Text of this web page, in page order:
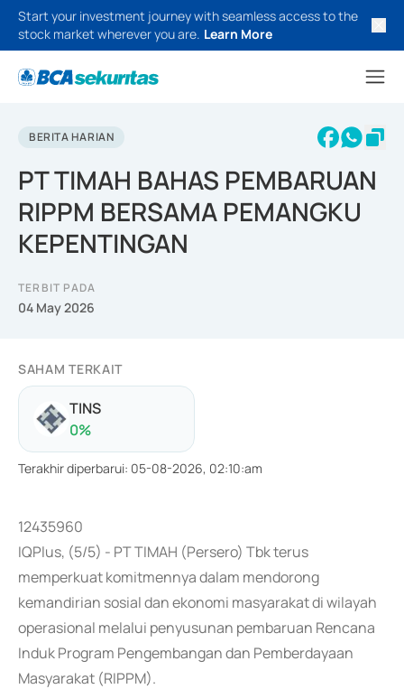
Start your investment journey with seamless access to the
stock market wherever you are. Learn More
BERITA HARIAN
PT TIMAH BAHAS PEMBARUAN
RIPPM BERSAMA PEMANGKU
KEPENTINGAN
TERBIT PADA
04 May 2026
SAHAM TERKAIT
TINS
0%
Terakhir diperbarui: 05-08-2026, 02:10:am
12435960
IQPlus, (5/5) - PT TIMAH (Persero) Tbk terus
memperkuat komitmennya dalam mendorong
kemandirian sosial dan ekonomi masyarakat di wilayah
operasional melalui penyusunan pembaruan Rencana
Induk Program Pengembangan dan Pemberdayaan
Masyarakat (RIPPM).